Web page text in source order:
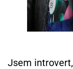
Jsem